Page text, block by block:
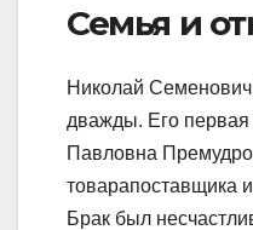
Семья и
Николай
дважды. Его
Павловна
товарапоставщика
Брак был